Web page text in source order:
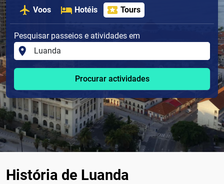
Voos Hotéis Tours
Pesquisar passeios e atividades em
Procurar actividades
História de Luanda